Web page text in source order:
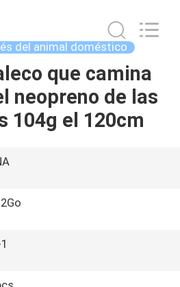
del animal doméstico
que camina
neopreno de las
104g el 120cm